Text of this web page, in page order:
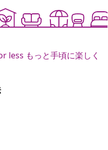
less もっと手頃に楽しく